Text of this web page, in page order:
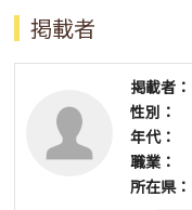
掲載者
掲載者：
性別：
年代：
職業：
所在県：